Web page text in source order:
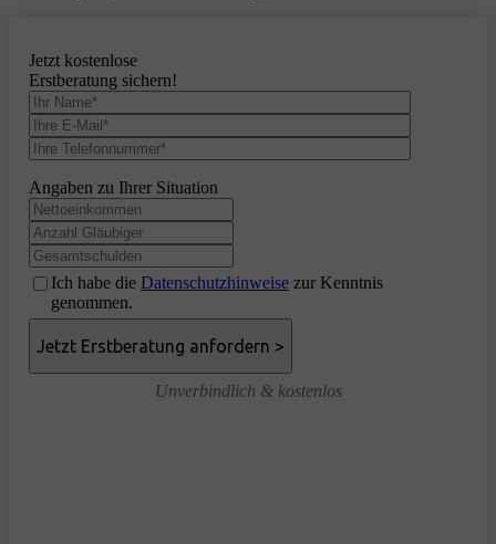
Jetzt kostenlose
Erstberatung sichern!
Angaben zu Ihrer Situation
Ich habe die Datenschutzhinweise zur Kenntnis
genommen.
Unverbindlich & kostenlos